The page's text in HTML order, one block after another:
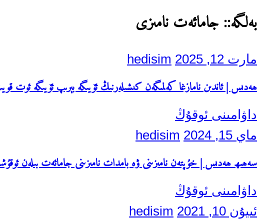
بەلگە::جامائەت نامىزى
مارت 12, 2025 hedisim
ھەدىس | ئاندىن نامازغا كەلمىگەن كىشىلەرنىڭ ئۆيىگە بېرىپ ئۆيىگە ئوت
داۋامىنى ئوقۇڭ
ماي 15, 2024
hedisim
سەھىھ ھەدىس | خۇپتەن نامىزىنى ۋە بامدات نامىزىنى جامائەت بىلەن
داۋامىنى ئوقۇڭ
ئىيۇن 10, 2021
hedisim